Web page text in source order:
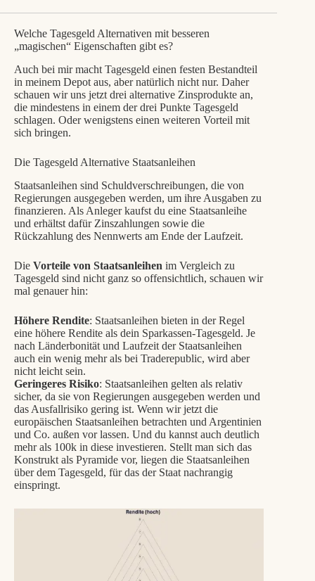
Welche Tagesgeld Alternativen mit besseren
„magischen“ Eigenschaften gibt es?
Auch bei mir macht Tagesgeld einen festen Bestandteil
in meinem Depot aus, aber natürlich nicht nur. Daher
schauen wir uns jetzt drei alternative Zinsprodukte an,
die mindestens in einem der drei Punkte Tagesgeld
schlagen. Oder wenigstens einen weiteren Vorteil mit
sich bringen.
Die Tagesgeld Alternative Staatsanleihen
Staatsanleihen sind Schuldverschreibungen, die von
Regierungen ausgegeben werden, um ihre Ausgaben zu
finanzieren. Als Anleger kaufst du eine Staatsanleihe
und erhältst dafür Zinszahlungen sowie die
Rückzahlung des Nennwerts am Ende der Laufzeit.
Die Vorteile von Staatsanleihen im Vergleich zu
Tagesgeld sind nicht ganz so offensichtlich, schauen wir
mal genauer hin:
Höhere Rendite: Staatsanleihen bieten in der Regel
eine höhere Rendite als dein Sparkassen-Tagesgeld. Je
nach Länderbonität und Laufzeit der Staatsanleihen
auch ein wenig mehr als bei Traderepublic, wird aber
nicht leicht sein.
Geringeres Risiko: Staatsanleihen gelten als relativ
sicher, da sie von Regierungen ausgegeben werden und
das Ausfallrisiko gering ist. Wenn wir jetzt die
europäischen Staatsanleihen betrachten und Argentinien
und Co. außen vor lassen. Und du kannst auch deutlich
mehr als 100k in diese investieren. Stellt man sich das
Konstrukt als Pyramide vor, liegen die Staatsanleihen
über dem Tagesgeld, für das der Staat nachrangig
einspringt.